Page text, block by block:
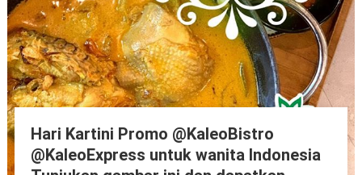
Hari Kartini Promo @KaleoBistro
@KaleoExpress untuk wanita Indonesia